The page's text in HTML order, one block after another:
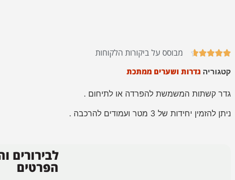




 מבוסס על ביקורות הלקוחות
קטגוריה גדרות ושערים ממתכת
גדר קשתות המשמשת להפרדה או לתיחום .
ניתן להזמין יחידות של 3 מטר ועמודים להרכבה .
לבירורים
הפרטים